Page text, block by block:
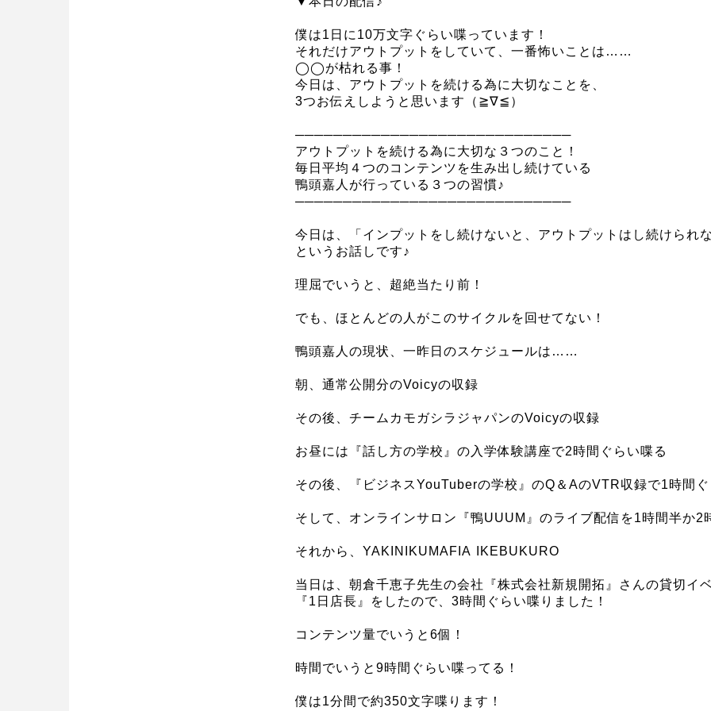
僕は1日に10万文字ぐらい喋っています！
それだけアウトプットをしていて、一番怖いことは……
◯◯が枯れる事！
今日は、アウトプットを続ける為に大切なことを、
3つお伝えしようと思います（≧∇≦）
─────────────────────────────
アウトプットを続ける為に大切な３つのこと！
毎日平均４つのコンテンツを生み出し続けている
鴨頭嘉人が行っている３つの習慣♪
─────────────────────────────
今日は、「インプットをし続けないと、アウトプットはし続けられな
というお話しです♪
理屈でいうと、超絶当たり前！
でも、ほとんどの人がこのサイクルを回せてない！
鴨頭嘉人の現状、一昨日のスケジュールは……
朝、通常公開分のVoicyの収録
その後、チームカモガシラジャパンのVoicyの収録
お昼には『話し方の学校』の入学体験講座で2時間ぐらい喋る
その後、『ビジネスYouTuberの学校』のQ＆AのVTR収録で1時間ぐ
そして、オンラインサロン『鴨UUUM』のライブ配信を1時間半か2
それから、YAKINIKUMAFIA IKEBUKURO
当日は、朝倉千恵子先生の会社『株式会社新規開拓』さんの貸切イ
『1日店長』をしたので、3時間ぐらい喋りました！
コンテンツ量でいうと6個！
時間でいうと9時間ぐらい喋ってる！
僕は1分間で約350文字喋ります！